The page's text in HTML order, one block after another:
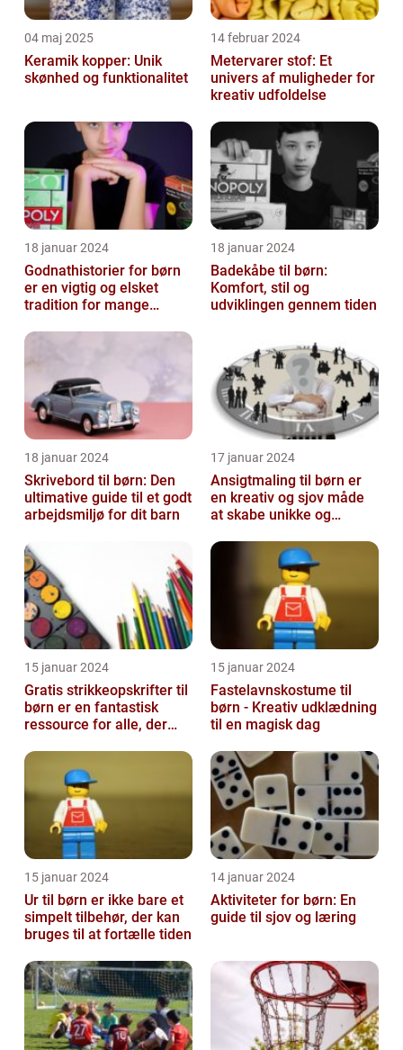
04 maj 2025
Keramik kopper: Unik
skønhed og funktionalitet
14 februar 2024
Metervarer stof: Et
univers af muligheder for
kreativ udfoldelse
18 januar 2024
Godnathistorier for børn
er en vigtig og elsket
tradition for mange
18 januar 2024
Badekåbe til børn:
Komfort, stil og
udviklingen gennem tiden
18 januar 2024
Skrivebord til børn: Den
ultimative guide til et godt
arbejdsmiljø for dit barn
17 januar 2024
Ansigtmaling til børn er
en kreativ og sjov måde
at skabe unikke og
15 januar 2024
Gratis strikkeopskrifter til
børn er en fantastisk
ressource for alle, der
15 januar 2024
Fastelavnskostume til
børn - Kreativ udklædning
til en magisk dag
15 januar 2024
Ur til børn er ikke bare et
simpelt tilbehør, der kan
bruges til at fortælle tiden
14 januar 2024
Aktiviteter for børn: En
guide til sjov og læring